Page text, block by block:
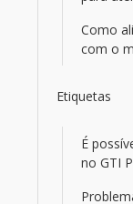
Como
com o
Etiquetas
É
no GTI